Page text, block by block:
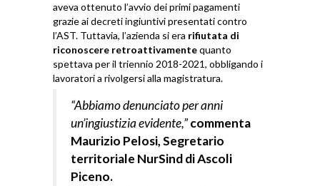
aveva ottenuto l’avvio dei primi pagamenti
grazie ai decreti ingiuntivi presentati contro
l’AST. Tuttavia, l’azienda si era rifiutata di
riconoscere retroattivamentequanto
spettava per il triennio 2018-2021, obbligando i
lavoratori a rivolgersi alla magistratura.
“Abbiamo denunciato per anni
un’ingiustizia evidente,”commenta
Maurizio Pelosi, Segretario
territoriale NurSind di Ascoli
Piceno.